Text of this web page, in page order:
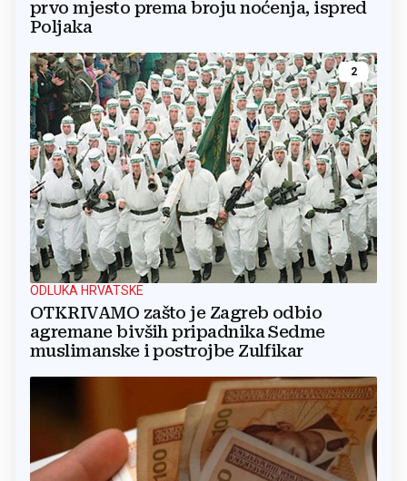
prvo mjesto prema broju noćenja, ispred
Poljaka
2
ODLUKA HRVATSKE
OTKRIVAMO zašto je Zagreb odbio
agremane bivših pripadnika Sedme
muslimanske i postrojbe Zulfikar